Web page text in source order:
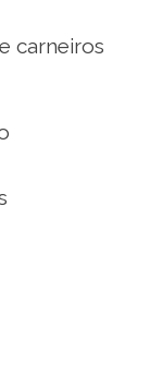
e carneiros